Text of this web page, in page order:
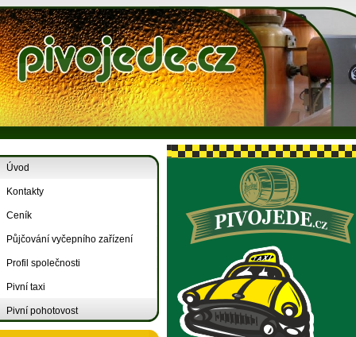
Úvod
Kontakty
Ceník
Půjčování vyčepního zařízení
Profil společnosti
Pivní taxi
Pivní pohotovost